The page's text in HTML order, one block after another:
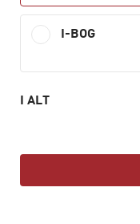
I-BOG
I ALT